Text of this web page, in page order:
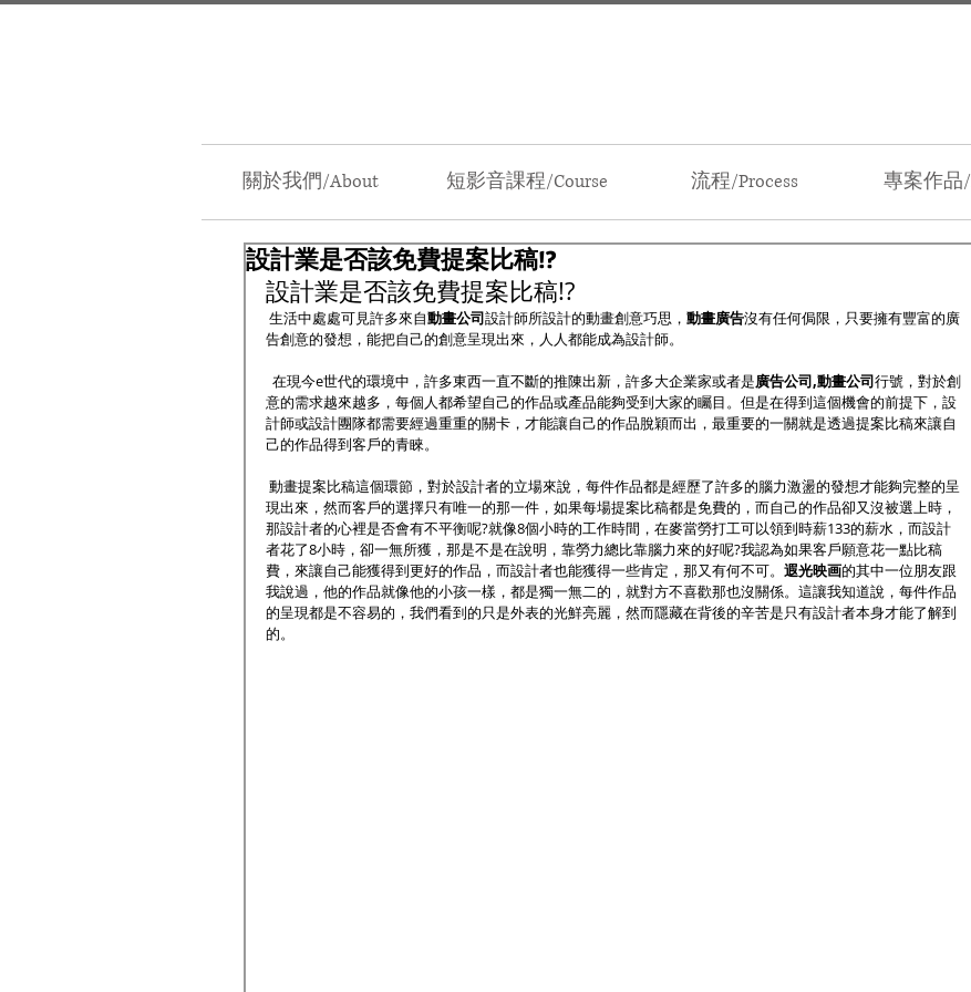
關於我們/About 短影音課程/Course 流程/Process 專案作品
設計業是否該免費提案比稿!?
設計業是否該免費提案比稿!?
生活中處處可見許多來自動畫公司設計師所設計的動畫創意巧思， 動畫廣告沒有任何侷限，只要擁有豐富的廣
告創意的發想，能把自己的創意呈現出來，人人都能成為設計師。
  在現今e世代的環境中，許多東西一直不斷的推陳出新，許多大企業家或者是
廣告公司,動畫公司行號，對於創
意的需求越來越多，每個人都希望自己的作品或產品能夠受到大家的矚目。但是在得到這個機會的前提下，設
計師或設計團隊都需要經過重重的關卡，才能讓自己的作品脫穎而出，最重要的一關就是透過提案比稿來讓自
己的作品得到客戶的青睞。
現出來，然而客戶的選擇只有唯一的那一件，如果每場提案比稿都是免費的，而自己的作品卻又沒被選上時，
那設計者的心裡是否會有不平衡呢?就像8個小時的工作時間，在麥當勞打工可以領到時薪133的薪水，而設計
者花了8小時，卻一無所獲，那是不是在說明，靠勞力總比靠腦力來的好呢?我認為如果客戶願意花一點比稿
費，來讓自己能獲得到更好的作品，而設計者也能獲得一些肯定，那又有何不可。 遐光映画的其中一位朋友跟
我說過，他的作品就像他的小孩一樣，都是獨一無二的，就對方不喜歡那也沒關係。這讓我知道說，每件作品
的呈現都是不容易的，我們看到的只是外表的光鮮亮麗，然而隱藏在背後的辛苦是只有設計者本身才能了解到
的。